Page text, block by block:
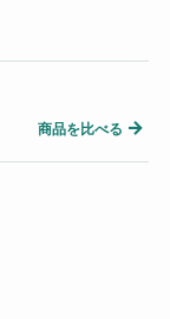
商品を比べる →